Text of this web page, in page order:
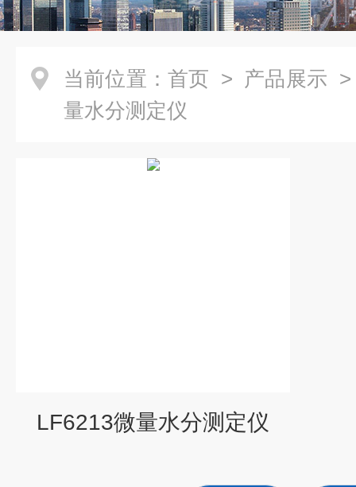
当前位置： 首页 > 产品展示
量水分测定仪
LF6213微量水分测定仪